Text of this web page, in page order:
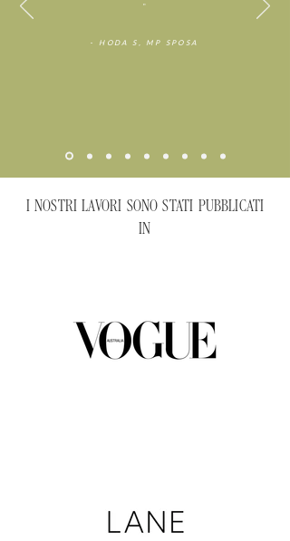
"
- HODA S, MP SPOSA
I NOSTRI LAVORI SONO STATI PUBBLICATI
IN